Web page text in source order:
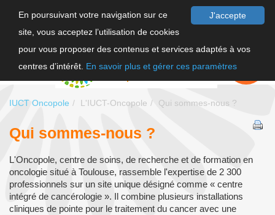
J'accepte
En poursuivant votre navigation sur ce
site, vous acceptez l’utilisation de cookies
pour vous proposer des contenus et services adaptés à vos
centres d’intérêt. En savoir plus et gérer ces paramètres
FAIRE UN
DON
IUCT Oncopole L'IUCT-Oncopole Qui sommes-nous ?
Qui sommes-nous ?
L'Oncopole, centre de soins, de recherche et de formation en
oncologie situé à Toulouse, rassemble l'expertise de 2 300
professionnels sur un site unique désigné comme « centre
intégré de cancérologie ». Il combine plusieurs installations
cliniques de pointe pour le traitement du cancer avec une